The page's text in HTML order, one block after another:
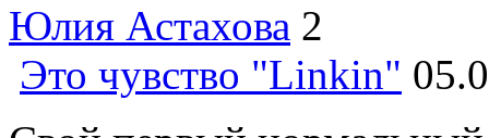
Юлия Астахова 2
Это чувство "Linkin"